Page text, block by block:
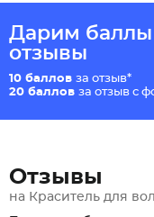
Дарим баллы
отзывы
10 баллов за отзыв*
20 баллов за отзыв с
Отзывы
на Краситель для